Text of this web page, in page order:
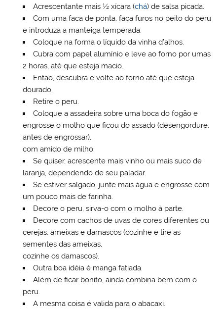
Acrescentante mais ½ xícara (chá) de salsa picada.
Com uma faca de ponta, faça furos no peito do peru
e introduza a manteiga temperada.
Coloque na forma o líquido da vinha d’alhos.
Cubra com papel alumínio e leve ao forno por umas
2 horas, até que esteja macio.
Então, descubra e volte ao forno até que esteja
dourado.
Retire o peru.
Coloque a assadeira sobre uma boca do fogão e
engrosse o molho que ficou do assado (desengordure,
antes de engrossar),
com amido de milho.
Se quiser, acrescente mais vinho ou mais suco de
laranja, dependendo de seu paladar.
Se estiver salgado, junte mais água e engrosse com
um pouco mais de farinha.
Decore o peru, sirva-o com o molho à parte.
Decore com cachos de uvas de cores diferentes ou
cerejas, ameixas e damascos (cozinhe e tire as
sementes das ameixas,
cozinhe os damascos).
Outra boa idéia é manga fatiada.
Além de ficar bonito, ainda combina bem com o
peru.
A mesma coisa é valida para o abacaxi.